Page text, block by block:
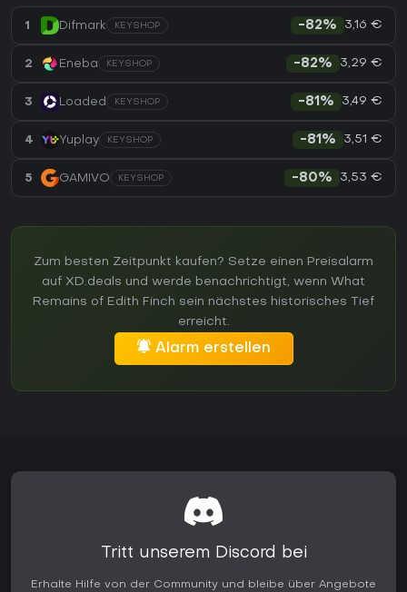
1 Difmark KEYSHOP -82% 3,16 €
2 Eneba KEYSHOP -82% 3,29 €
3 Loaded KEYSHOP -81% 3,49 €
4 Yuplay KEYSHOP -81% 3,51 €
5 GAMIVO KEYSHOP -80% 3,53 €
Zum besten Zeitpunkt kaufen? Setze einen Preisalarm
auf XD.deals und werde benachrichtigt, wenn What
Remains of Edith Finch sein nächstes historisches Tief
erreicht.
Alarm erstellen
Tritt unserem Discord bei
Erhalte Hilfe von der Community und bleibe über Angebote